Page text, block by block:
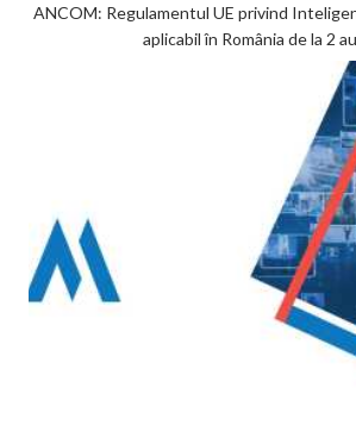
ANCOM: Regulamentul UE privind
aplicabil în România de la 2